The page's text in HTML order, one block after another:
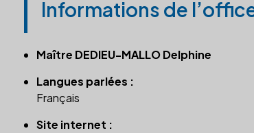
Informations de
Maître DEDIEU-MALLO Delphine
Langues parlées :
Français
Site internet :